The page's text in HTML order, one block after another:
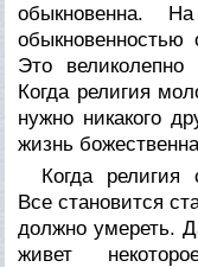
обыкновенна.
обыкновенностью
Это
Когда религия
нужно никакого
жизнь
Когда религия
Все становится
должно умереть.
живет